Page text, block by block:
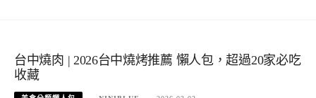
台中燒肉 | 2026台中燒烤推薦 懶人包，超過20家必吃
收藏